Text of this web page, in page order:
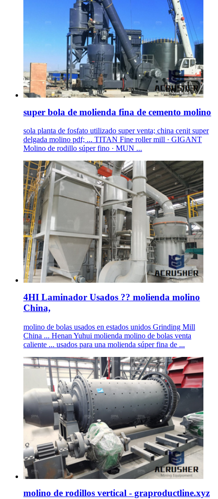
super bola de molienda fina de cemento molino
sola planta de fosfato utilizado super venta; china cenit super
delgada molino pdf; ... TITAN Fine roller mill · GIGANT
Molino de rodillo súper fino · MUN ...
4HI Laminador Usados ?? molienda molino
China,
molino de bolas usados en estados unidos Grinding Mill
China ... Henan Yuhui molienda molino de bolas venta
caliente ... usados para una molienda súper fina de ...
molino de rodillos vertical - graproductline.xyz